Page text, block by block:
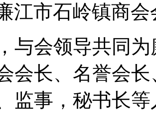
江市石岭镇商
与会领导共同
会长、名誉会
监事，秘书长